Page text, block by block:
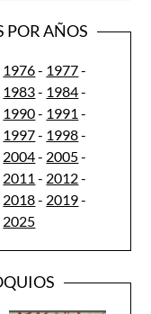
POR AÑOS
1976- 1977-
1983- 1984-
1990- 1991 -
1997- 1998-
2004- 2005-
2011 - 2012-
2018- 2019-
2025